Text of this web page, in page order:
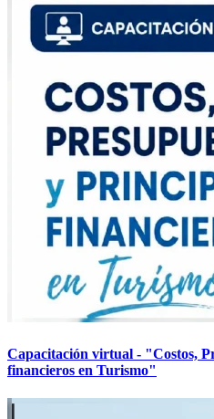
Capacitación virtual - "Costos,
financieros en Turismo"